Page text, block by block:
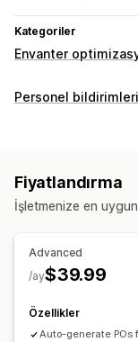
Kategoriler
Envanter
Envanter yönetimi
Sipariş yönetimi
Bildirimler ve analizler
Stoka geri ekleme
Düşük stok uyarıları
E-posta bildirimleri
Personel bildirimleri
Tedarikçi bildirimleri
Etiketleme
Fiyatlandırma
İşletmenize en
Advanced
$39.99
/ay
Özellikler
Auto-generate POs